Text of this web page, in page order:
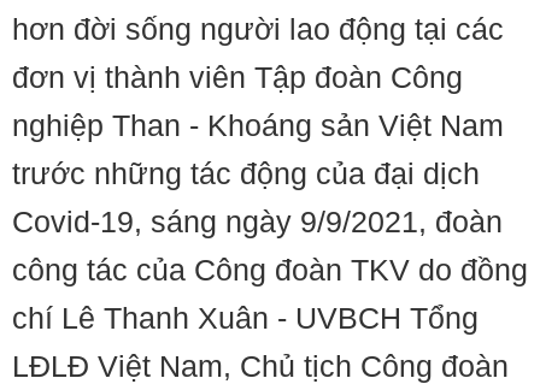
hơn đời sống người lao động tại các
đơn vị thành viên Tập đoàn Công
nghiệp Than - Khoáng sản Việt Nam
trước những tác động của đại dịch
Covid-19, sáng ngày 9/9/2021, đoàn
công tác của Công đoàn TKV do đồng
chí Lê Thanh Xuân - UVBCH Tổng
LĐLĐ Việt Nam, Chủ tịch Công đoàn